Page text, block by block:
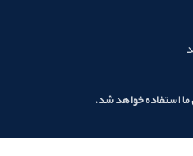
ما استفاده خواهد شد.